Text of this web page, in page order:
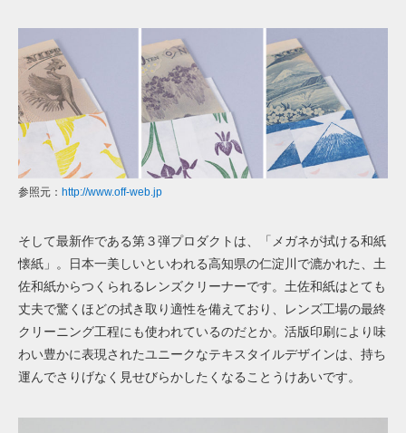
参照元： http://www.off-web.jp
そして最新作である第３弾プロダクトは、「メガネが拭ける和紙
懐紙」。日本一美しいといわれる高知県の仁淀川で漉かれた、土
佐和紙からつくられるレンズクリーナーです。土佐和紙はとても
丈夫で驚くほどの拭き取り適性を備えており、レンズ工場の最終
クリーニング工程にも使われているのだとか。活版印刷により味
わい豊かに表現されたユニークなテキスタイルデザインは、持ち
運んでさりげなく見せびらかしたくなることうけあいです。